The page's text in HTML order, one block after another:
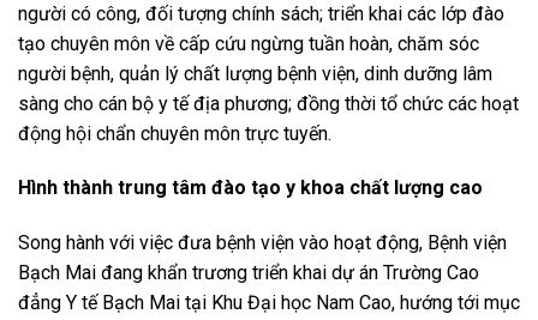
người có công, đối tượng chính sách; triển khai các lớp đào
tạo chuyên môn về cấp cứu ngừng tuần hoàn, chăm sóc
người bệnh, quản lý chất lượng bệnh viện, dinh dưỡng lâm
sàng cho cán bộ y tế địa phương; đồng thời tổ chức các hoạt
động hội chẩn chuyên môn trực tuyến.
Hình thành trung tâm đào tạo y khoa chất lượng cao
Song hành với việc đưa bệnh viện vào hoạt động, Bệnh viện
Bạch Mai đang khẩn trương triển khai dự án Trường Cao
đẳng Y tế Bạch Mai tại Khu Đại học Nam Cao, hướng tới mục